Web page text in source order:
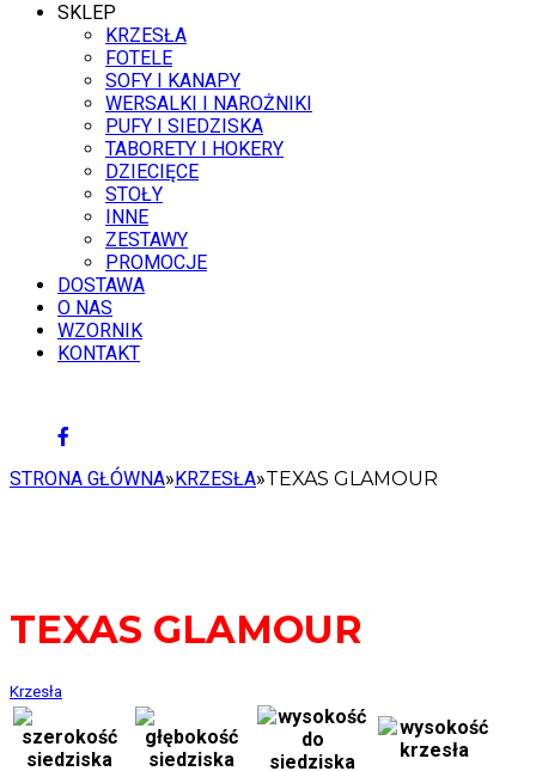
SKLEP
KRZESŁA
FOTELE
SOFY I KANAPY
WERSALKI I NAROŻNIKI
PUFY I SIEDZISKA
TABORETY I HOKERY
DZIECIĘCE
STOŁY
INNE
ZESTAWY
PROMOCJE
DOSTAWA
O NAS
WZORNIK
KONTAKT
STRONA GŁÓWNA»KRZESŁA»TEXAS GLAMOUR
TEXAS GLAMOUR
Krzesła